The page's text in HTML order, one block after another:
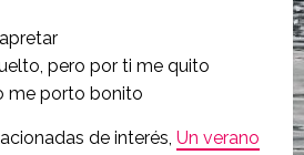
pero por ti me quito
me porto bonito
de interés, Un verano